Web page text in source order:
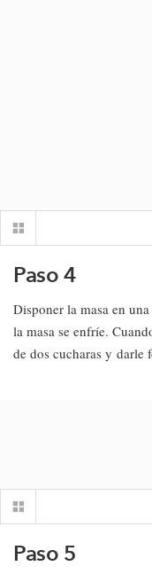
Paso 4
Disponer la masa en
la masa se enfríe.
de dos cucharas y darle
Paso 5